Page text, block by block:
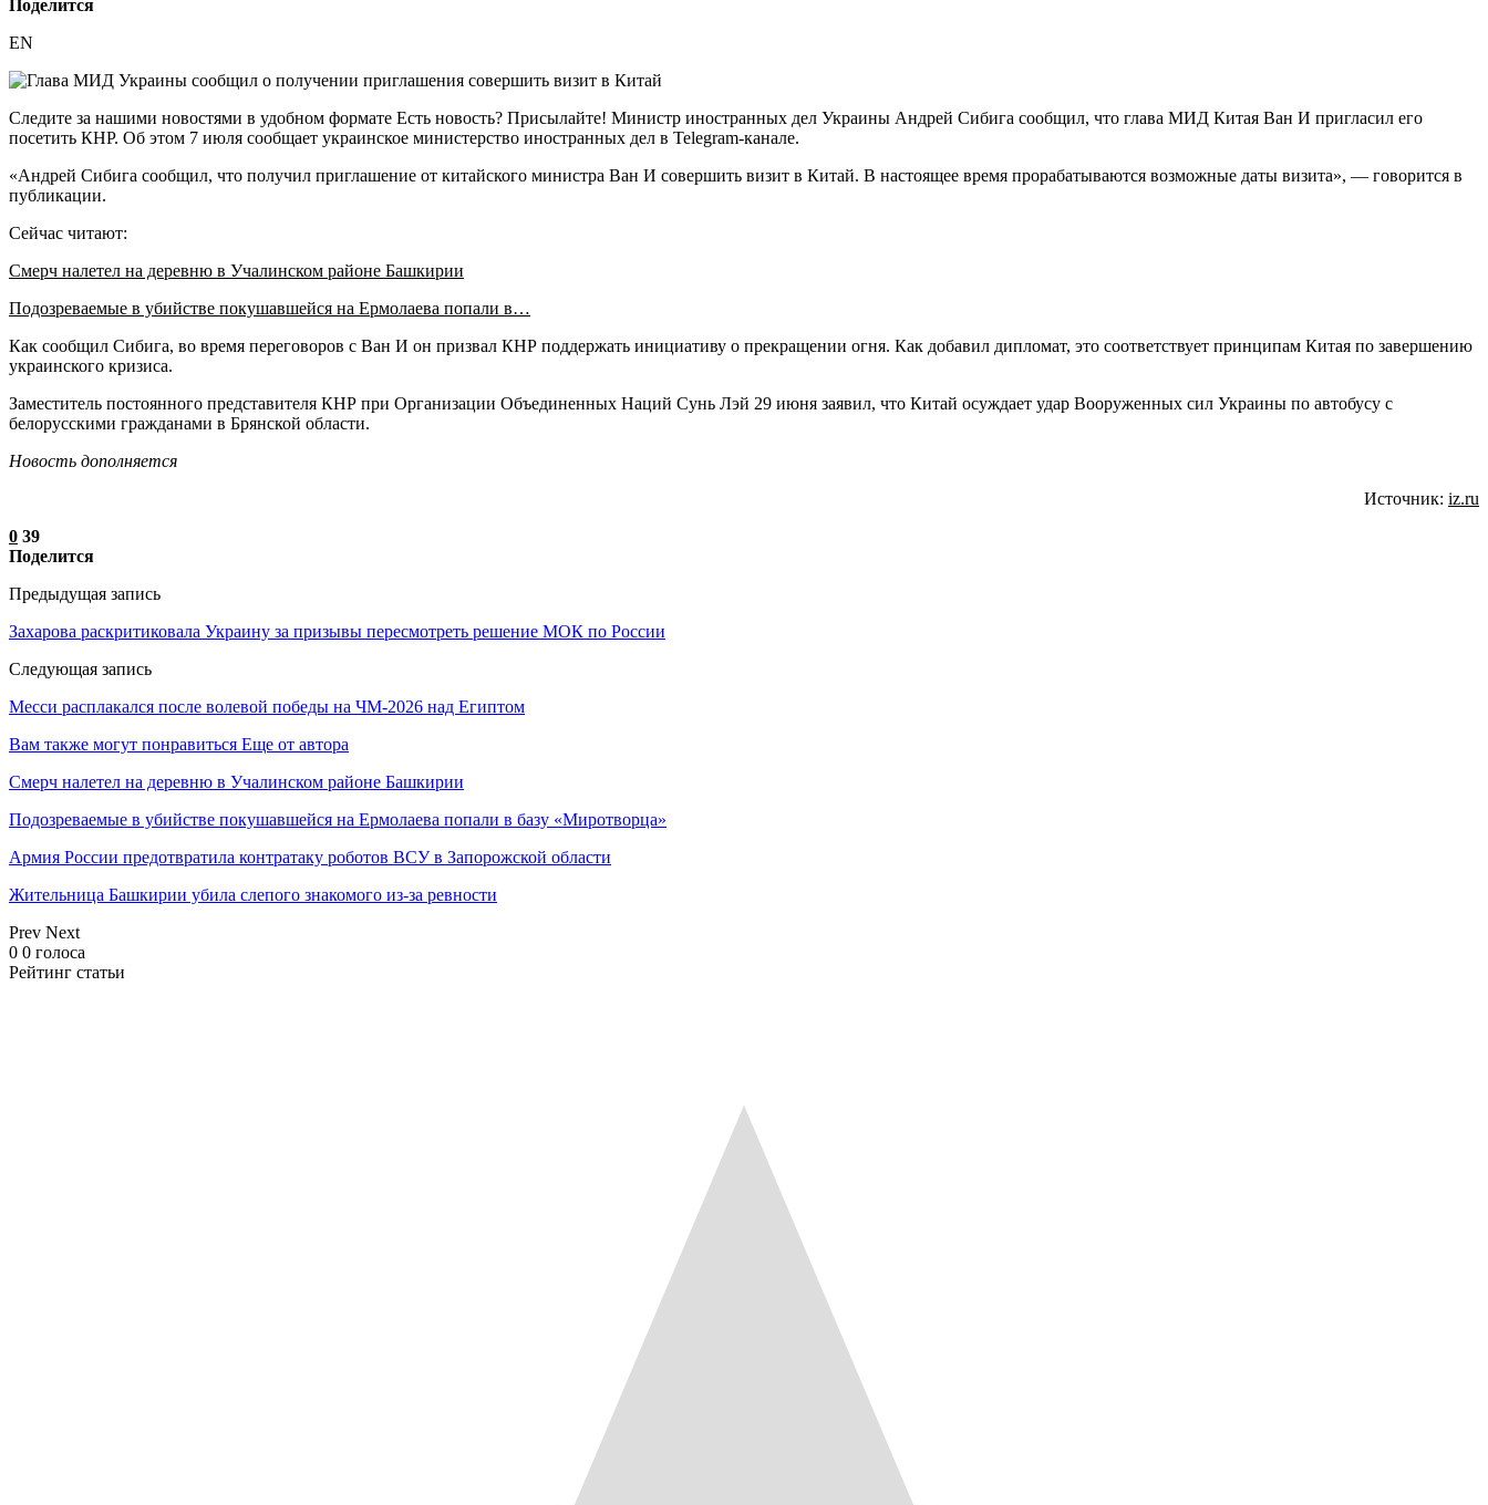
Поделится
EN
Следите за нашими новостями в удобном формате Есть новость? Присылайте! Министр иностранных дел Украины Андрей Сибига сообщил, что глава МИД Китая Ван И пригласил его
посетить КНР. Об этом 7 июля сообщает украинское министерство иностранных дел в Telegram-канале.
«Андрей Сибига сообщил, что получил приглашение от китайского министра Ван И совершить визит в Китай. В настоящее время прорабатываются возможные даты визита», — говорится в
публикации.
Сейчас читают:
Смерч налетел на деревню в Учалинском районе Башкирии
Подозреваемые в убийстве покушавшейся на Ермолаева попали в…
Как сообщил Сибига, во время переговоров с Ван И он призвал КНР поддержать инициативу о прекращении огня. Как добавил дипломат, это соответствует принципам Китая по завершению
украинского кризиса.
Заместитель постоянного представителя КНР при Организации Объединенных Наций Сунь Лэй 29 июня заявил, что Китай осуждает удар Вооруженных сил Украины по автобусу с
белорусскими гражданами в Брянской области.
Новость дополняется
Источник: iz.ru
0 39
Поделится
Предыдущая запись
Захарова раскритиковала Украину за призывы пересмотреть решение МОК по России
Следующая запись
Месси расплакался после волевой победы на ЧМ-2026 над Египтом
Вам также могут понравиться Еще от автора
Смерч налетел на деревню в Учалинском районе Башкирии
Подозреваемые в убийстве покушавшейся на Ермолаева попали в базу «Миротворца»
Армия России предотвратила контратаку роботов ВСУ в Запорожской области
Жительница Башкирии убила слепого знакомого из-за ревности
Prev Next
0 0 голоса
Рейтинг статьи